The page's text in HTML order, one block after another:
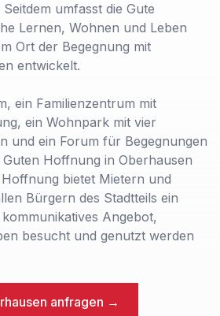
umfasst die Gute
Lernen, Wohnen und Leben
Ort der Begegnung mit
entwickelt.
ein Familienzentrum mit
ein Wohnpark mit vier
und ein Forum für Begegnungen
Hoffnung in Oberhausen
bietet Mietern und
Bürgern des Stadtteils ein
Angebot,
besucht und genutzt werden
anfragen →